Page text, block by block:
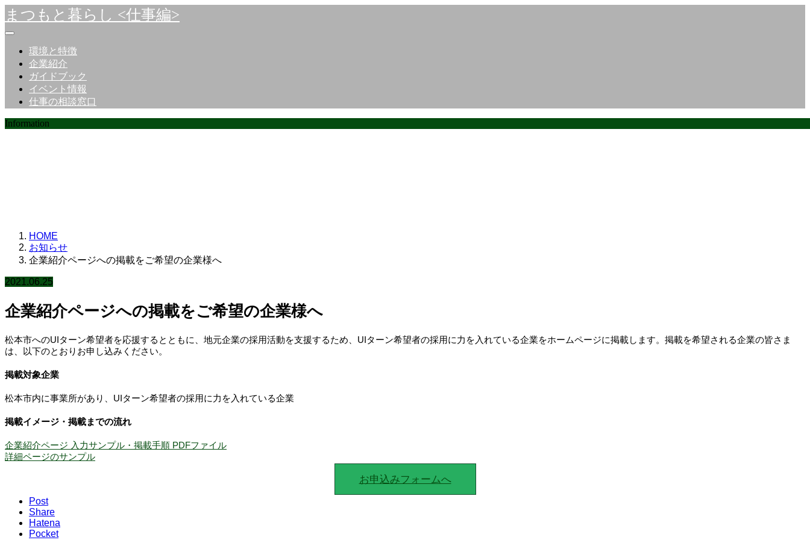
まつもと暮らし <仕事編>
環境と特徴
企業紹介
ガイドブック
イベント情報
仕事の相談窓口
Information
HOME
お知らせ
企業紹介ページへの掲載をご希望の企業様へ
2021.06.25
企業紹介ページへの掲載をご希望の企業様へ
松本市へのUIターン希望者を応援するとともに、地元企業の採用活動を支援するため、UIターン希望者の採用に力を入れている企業をホームページに掲載します。掲載を希望される企業の皆さま
は、以下のとおりお申し込みください。
掲載対象企業
松本市内に事業所があり、UIターン希望者の採用に力を入れている企業
掲載イメージ・掲載までの流れ
企業紹介ページ 入力サンプル・掲載手順 PDFファイル
詳細ページのサンプル
お申込みフォームへ
Post
Share
Hatena
Pocket